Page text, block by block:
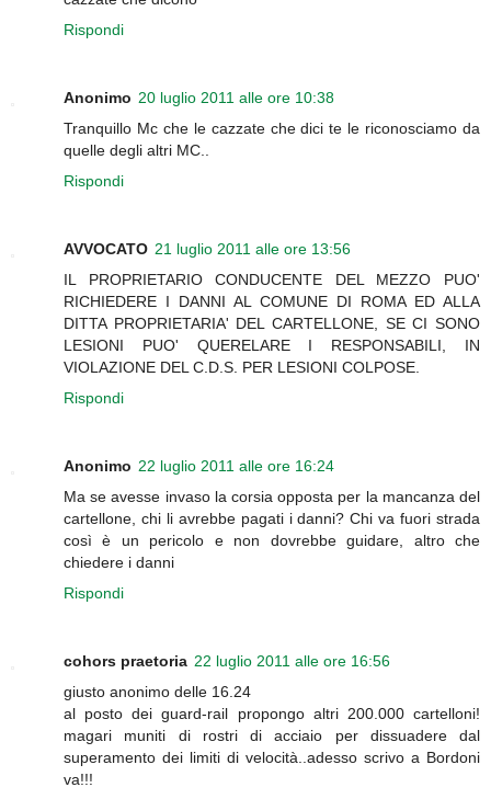
Rispondi
Anonimo 20 luglio 2011 alle ore 10:38
Tranquillo Mc che le cazzate che dici te le riconosciamo da
quelle degli altri MC..
Rispondi
AVVOCATO 21 luglio 2011 alle ore 13:56
IL PROPRIETARIO CONDUCENTE DEL MEZZO PUO'
RICHIEDERE I DANNI AL COMUNE DI ROMA ED ALLA
DITTA PROPRIETARIA' DEL CARTELLONE, SE CI SONO
LESIONI PUO' QUERELARE I RESPONSABILI, IN
VIOLAZIONE DEL C.D.S. PER LESIONI COLPOSE.
Rispondi
Anonimo 22 luglio 2011 alle ore 16:24
Ma se avesse invaso la corsia opposta per la mancanza del
cartellone, chi li avrebbe pagati i danni? Chi va fuori strada
così è un pericolo e non dovrebbe guidare, altro che
chiedere i danni
Rispondi
cohors praetoria 22 luglio 2011 alle ore 16:56
giusto anonimo delle 16.24
al posto dei guard-rail propongo altri 200.000 cartelloni!
magari muniti di rostri di acciaio per dissuadere dal
superamento dei limiti di velocità..adesso scrivo a Bordoni
va!!!